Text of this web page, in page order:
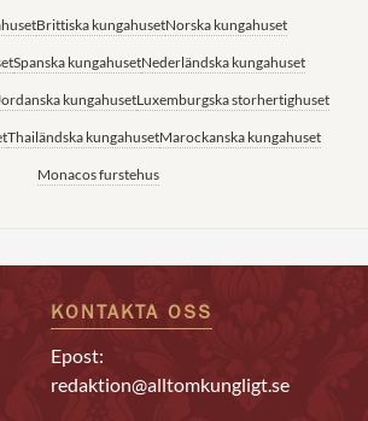
Brittiska kungahusetNorska kungahuset
Spanska kungahusetNederländska kungahuset
kungahusetLuxemburgska storhertighuset
Thailändska kungahusetMarockanska kungahuset
Monacos furstehus
KONTAKTA OSS
Epost:
redaktion@alltomkungligt.se